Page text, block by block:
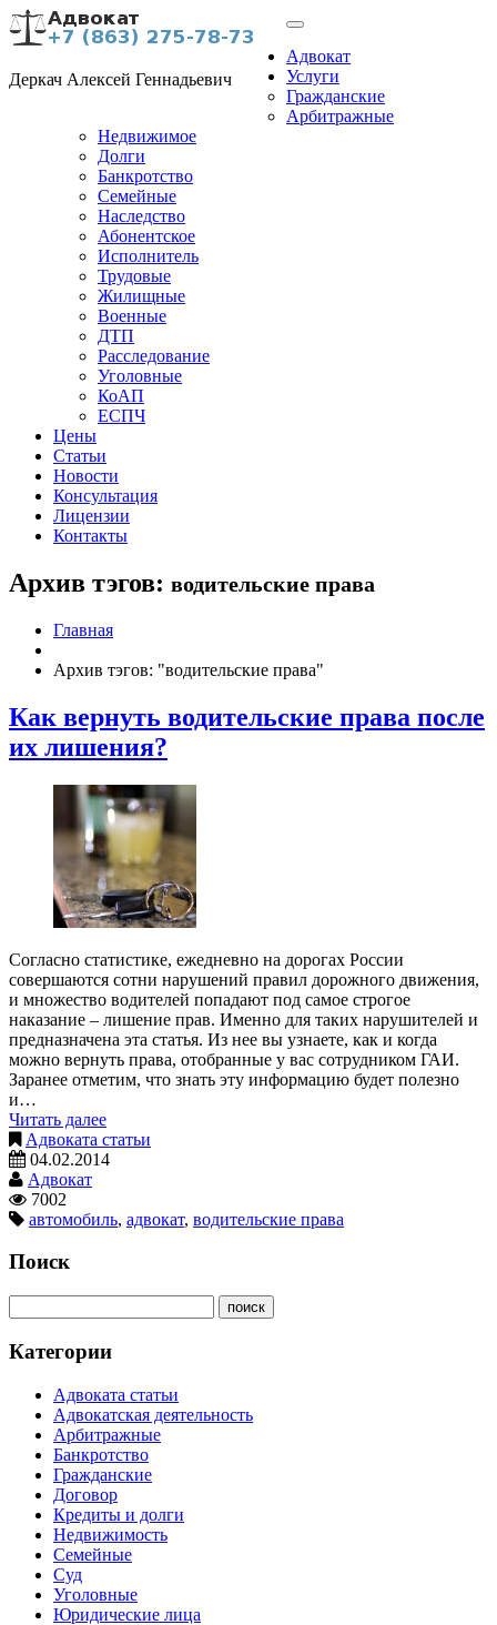
Деркач Алексей Геннадьевич
Адвокат
Услуги
Гражданские
Арбитражные
Недвижимое
Долги
Банкротство
Семейные
Наследство
Абонентское
Исполнитель
Трудовые
Жилищные
Военные
ДТП
Расследование
Уголовные
КоАП
ЕСПЧ
Цены
Статьи
Новости
Консультация
Лицензии
Контакты
Архив тэгов: водительские права
Главная
Архив тэгов: "водительские права"
Как вернуть водительские права после
их лишения?
Согласно статистике, ежедневно на дорогах России
совершаются сотни нарушений правил дорожного движения,
и множество водителей попадают под самое строгое
наказание – лишение прав. Именно для таких нарушителей и
предназначена эта статья. Из нее вы узнаете, как и когда
можно вернуть права, отобранные у вас сотрудником ГАИ.
Заранее отметим, что знать эту информацию будет полезно
и…
Читать далее
Адвоката статьи
04.02.2014
Адвокат
7002
автомобиль, адвокат, водительские права
Поиск
Категории
Адвоката статьи
Адвокатская деятельность
Арбитражные
Банкротство
Гражданские
Договор
Кредиты и долги
Недвижимость
Семейные
Суд
Уголовные
Юридические лица